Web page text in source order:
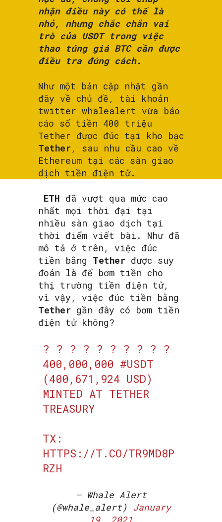
nhận điều này có thể là
nhỏ, nhưng chắc chắn vai
trò của USDT trong việc
thao túng giá BTC cần được
điều tra đúng cách.
Như một bản cập nhật gần
đây về chủ đề, tài khoản
twitter whalealert vừa báo
cáo số tiền 400 triệu
Tether được đúc tại kho bạc
Tether, sau nhu cầu cao về
Ethereum tại các sàn giao
dịch tiền điện tử.
ETH đã vượt qua mức cao
nhất mọi thời đại tại
nhiều sàn giao dịch tại
thời điểm viết bài. Như đã
mô tả ở trên, việc đúc
tiền bằng Tether được suy
đoán là để bơm tiền cho
thị trường tiền điện tử,
vì vậy, việc đúc tiền bằng
Tether gần đây có bơm tiền
điện tử không?
? ? ? ? ? ? ? ? ? ?
400,000,000 #USDT
(400,671,924 USD)
MINTED AT TETHER
TREASURY
TX:
HTTPS://T.CO/TR9MD8P
RZH
— Whale Alert
(@whale_alert) January